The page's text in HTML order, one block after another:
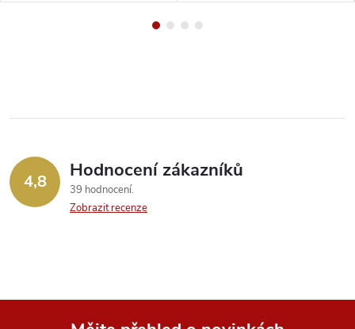
4,8 Hodnocení zákazníků
39 hodnocení
Zobrazit recenze